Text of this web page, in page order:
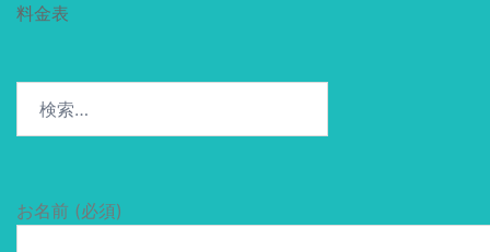
料金表
お名前 (必須)